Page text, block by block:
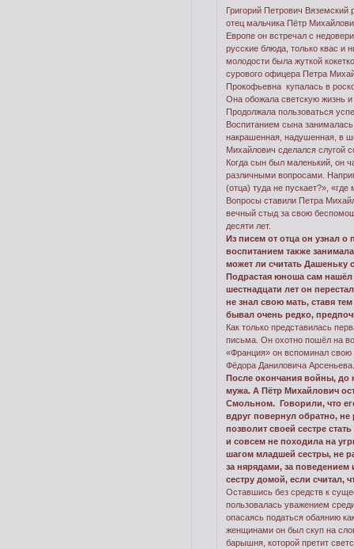
Григорий Петрович Вяземский
отец мальчика Пётр
Европе он встречал с
русские блюда, только квас и
молодости была жуткой
сурового офицера Петра
Прокофьевна купалась в
Она обожала светскую жизнь
Продолжала пользоваться
Воспитанием сына
накрашенная, надушенная, в
Михайлович сделался слугой
Когда сын был маленький, он
различными вопросами.
(отца) туда не пускает?»,
Вопросы ставили Петра
вечный стыд за свою
десяти лет.
Из писем от отца он узнал
воспитанием также
может ли считать Дашеньку
Подрастая юноша сам
шестнадцати лет он
не знал свою мать, ставя
бывал очень редко,
Как только представилась
письма. Он охотно пошёл на
«Франция» он вспоминал свою
Фёдора Даниловича Арсеньева.
После окончания войны, до
мужа. А Пётр Михайлович
Смольном. Говорили, что
вдруг повернул обратно,
позволит своей сестре
и совсем не походила на
шагом младшей сестры, не
за нярядами, за поведением
сестру домой, если считал,
Оставшись без средств к
пользовалась уважением
опасаясь податься обаянию
женщинами он был скуп на
барышня, которой претит